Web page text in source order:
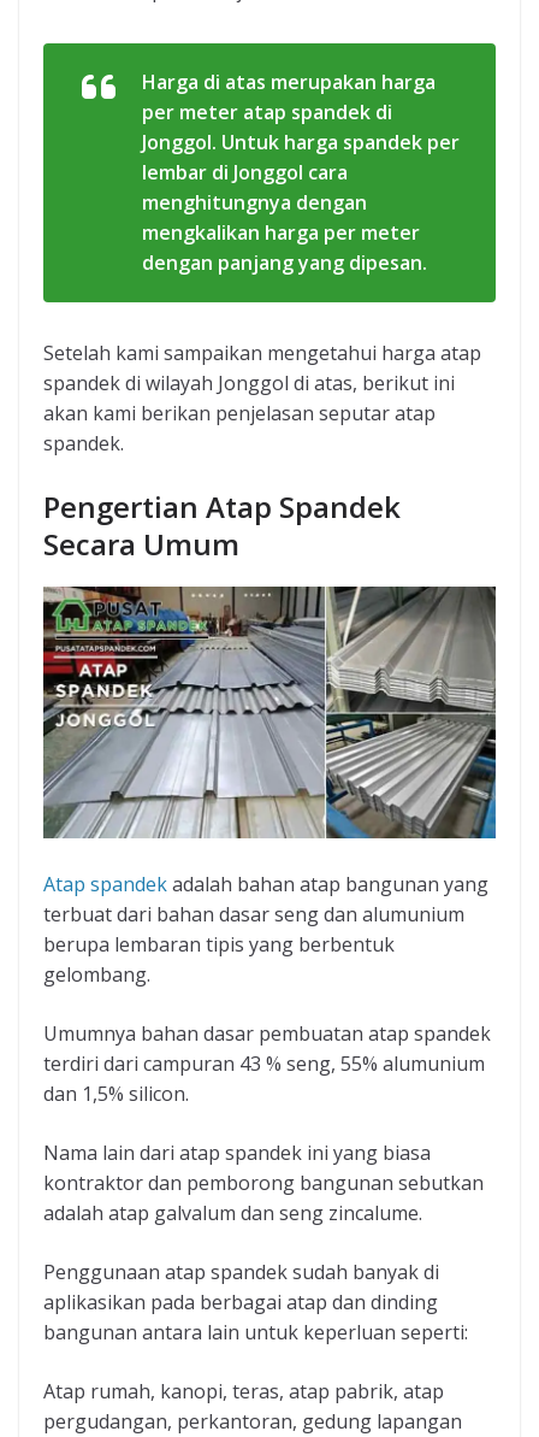
Harga di atas merupakan harga
per meter atap spandek di
Jonggol. Untuk harga spandek per
lembar di Jonggol cara
menghitungnya dengan
mengkalikan harga per meter
dengan panjang yang dipesan.
Setelah kami sampaikan mengetahui harga atap
spandek di wilayah Jonggol di atas, berikut ini
akan kami berikan penjelasan seputar atap
spandek.
Pengertian Atap Spandek
Secara Umum
Atap spandekadalah bahan atap bangunan yang
terbuat dari bahan dasar seng dan alumunium
berupa lembaran tipis yang berbentuk
gelombang.
Umumnya bahan dasar pembuatan atap spandek
terdiri dari campuran 43 % seng, 55% alumunium
dan 1,5% silicon.
Nama lain dari atap spandek ini yang biasa
kontraktor dan pemborong bangunan sebutkan
adalah atap galvalum dan seng zincalume.
Penggunaan atap spandek sudah banyak di
aplikasikan pada berbagai atap dan dinding
bangunan antara lain untuk keperluan seperti:
Atap rumah, kanopi, teras, atap pabrik, atap
pergudangan, perkantoran, gedung lapangan